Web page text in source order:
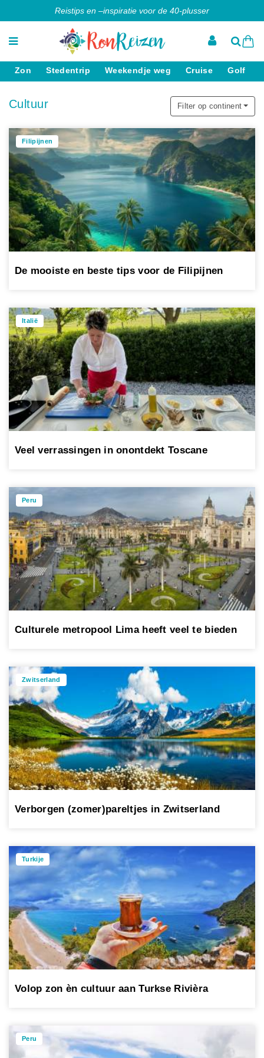
Reistips en –inspiratie voor de 40-plusser
Zon Stedentrip Weekendje weg Cruise Golf
Cultuur Filter op continent
Filipijnen
De mooiste en beste tips voor de Filipijnen
Italië
Veel verrassingen in onontdekt Toscane
Peru
Culturele metropool Lima heeft veel te bieden
Zwitserland
Verborgen (zomer)pareltjes in Zwitserland
Turkije
Volop zon èn cultuur aan Turkse Rivièra
Peru